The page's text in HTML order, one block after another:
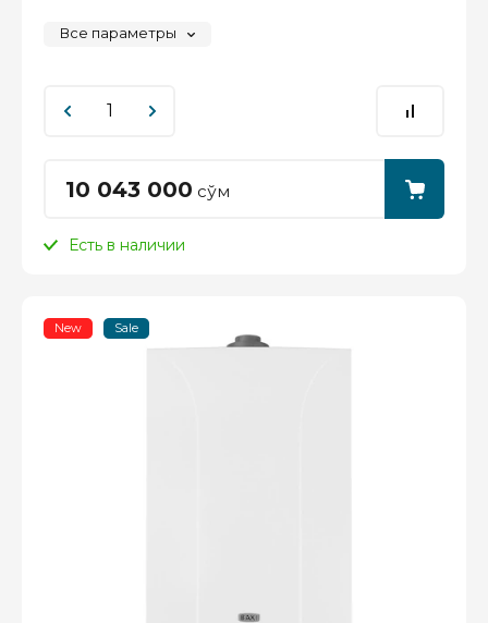
Все параметры
10 043 000 сўм
Есть в наличии
New Sale